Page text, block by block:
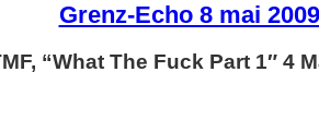
Grenz-Echo 8 mai 2009
“What The Fuck Part 1″ 4